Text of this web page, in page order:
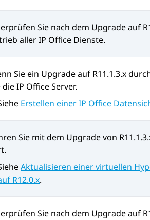
Sie nach dem Upgrade auf
allerIP Office Dienste.
Sie ein Upgrade auf R11.1.3.x
dieIP OfficeServer.
Erstellen einer IP Office
Sie mit dem Upgrade von
Aktualisieren einer virtuellen
R12.0.x.
Sie nach dem Upgrade auf